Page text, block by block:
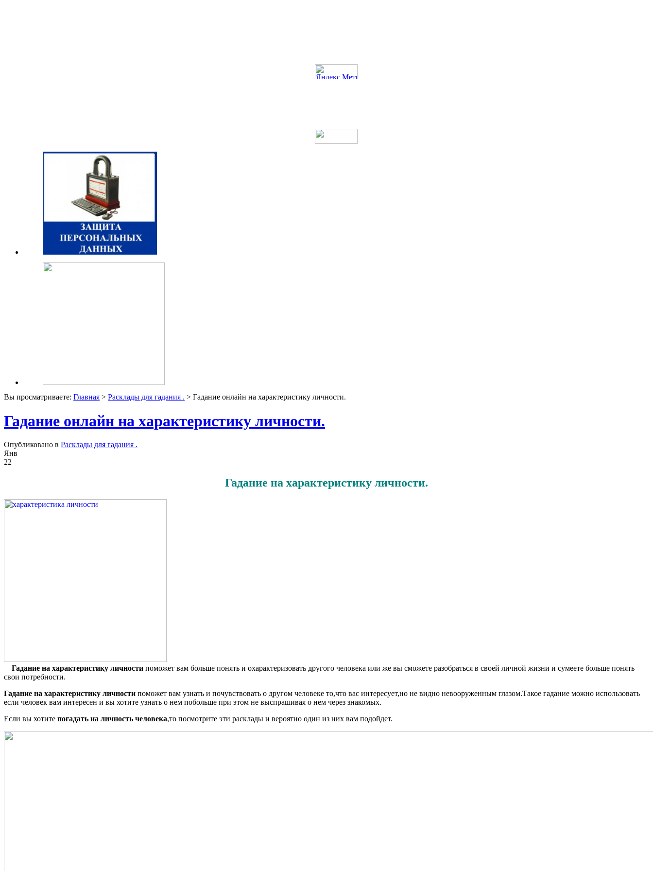
Вы просматриваете: Главная > Расклады для гадания . > Гадание онлайн на характеристику личности.
Гадание онлайн на характеристику личности.
Опубликовано в Расклады для гадания .
Янв
22
Гадание на характеристику личности.
Гадание на характеристику личности поможет вам больше понять и охарактеризовать другого человека или же вы сможете разобраться в своей личной жизни и сумеете больше понять
свои потребности.
Гадание на характеристику личности поможет вам узнать и почувствовать о другом человеке то,что вас интересует,но не видно невооруженным глазом.Такое гадание можно использовать
если человек вам интересен и вы хотите узнать о нем побольше при этом не выспрашивая о нем через знакомых.
Если вы хотите погадать на личность человека,то посмотрите эти расклады и вероятно один из них вам подойдет.